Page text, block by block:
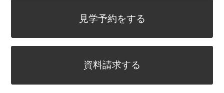
見学予約をする
資料請求する